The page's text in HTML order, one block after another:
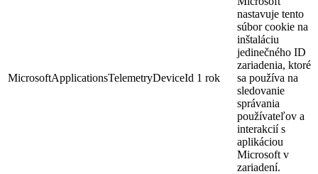
MicrosoftApplicationsTelemetryDeviceId 1 rok
nastavuje tento
súbor cookie na
inštaláciu
jedinečného ID
zariadenia, ktoré
sa používa na
sledovanie
správania
používateľov a
interakcií s
aplikáciou
Microsoft v
zariadení.